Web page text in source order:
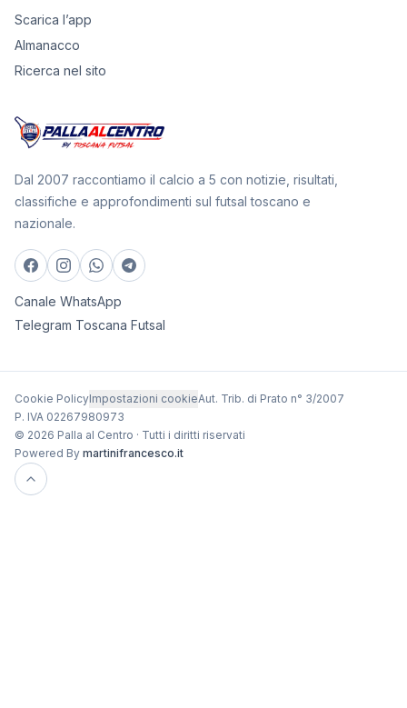
Scarica l’app
Almanacco
Ricerca nel sito
Dal 2007 raccontiamo il calcio a 5 con notizie, risultati,
classifiche e approfondimenti sul futsal toscano e
nazionale.
Canale WhatsApp
Telegram Toscana Futsal
Cookie PolicyImpostazioni cookieAut. Trib. di Prato n° 3/2007
P. IVA 02267980973
© 2026 Palla al Centro · Tutti i diritti riservati
Powered By martinifrancesco.it